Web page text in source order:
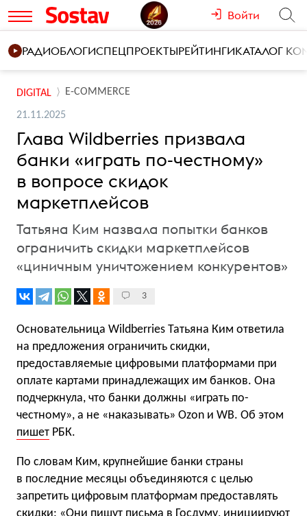
Войти
РАДИОБЛОГИСПЕЦПРОЕКТЫРЕЙТИНГИКАТАЛОГ
DIGITAL E-COMMERCE
21.11.2025
Глава Wildberries призвала
банки «играть по-честному»
в вопросе скидок
маркетплейсов
Татьяна Ким назвала попытки банков
ограничить скидки маркетплейсов
«циничным уничтожением конкурентов»
3
Основательница Wildberries Татьяна Ким ответила
на предложения ограничить скидки,
предоставляемые цифровыми платформами при
оплате картами принадлежащих им банков. Она
подчеркнула, что банки должны «играть по-
честному», а не «наказывать» Ozon и WB. Об этом
пишет РБК.
По словам Ким, крупнейшие банки страны
в последние месяцы объединяются с целью
запретить цифровым платформам предоставлять